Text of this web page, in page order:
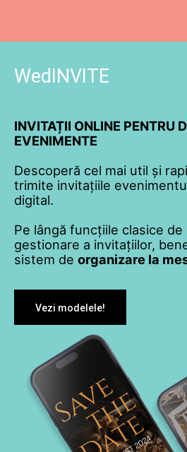
WedINVITE
INVITAȚII ONLINE PENTRU
EVENIMENTE
Descoperă cel mai util și
trimite invitațiile
digital.
Pe lângă funcțiile clasice
gestionare a invitațiilor,
sistem de organizare la
Vezi modelele!